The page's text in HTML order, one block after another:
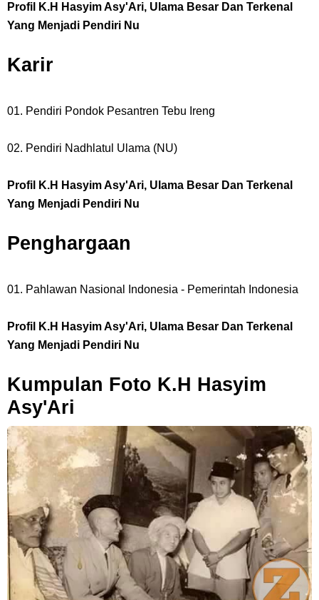
Profil K.H Hasyim Asy'Ari, Ulama Besar Dan Terkenal
Yang Menjadi Pendiri Nu
Karir
01. Pendiri Pondok Pesantren Tebu Ireng
02. Pendiri Nadhlatul Ulama (NU)
Profil K.H Hasyim Asy'Ari, Ulama Besar Dan Terkenal
Yang Menjadi Pendiri Nu
Penghargaan
01. Pahlawan Nasional Indonesia - Pemerintah Indonesia
Profil K.H Hasyim Asy'Ari, Ulama Besar Dan Terkenal
Yang Menjadi Pendiri Nu
Kumpulan Foto K.H Hasyim
Asy'Ari